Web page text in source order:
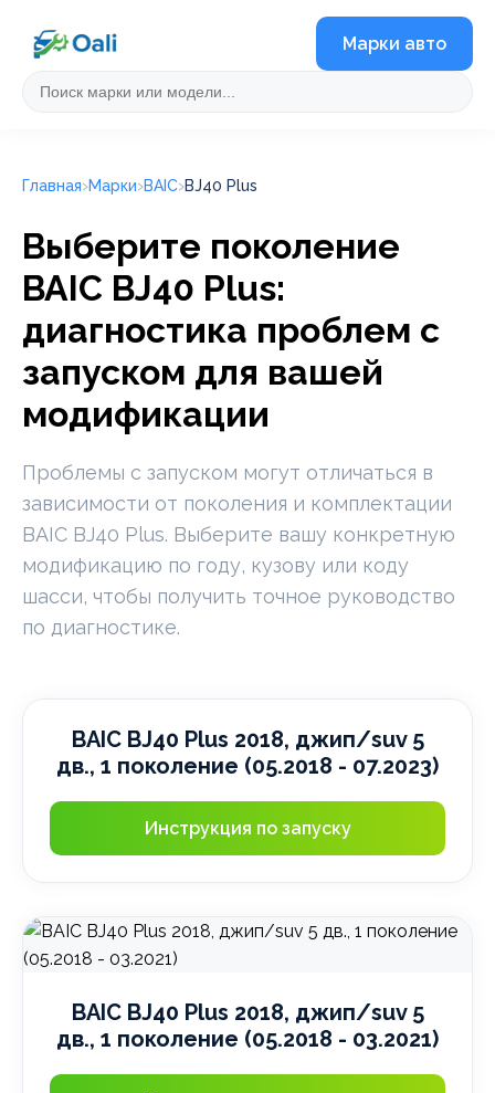
Марки авто
Главная Марки BAIC BJ40 Plus
Выберите поколение
BAIC BJ40 Plus:
диагностика проблем с
запуском для вашей
модификации
Проблемы с запуском могут отличаться в
зависимости от поколения и комплектации
BAIC BJ40 Plus. Выберите вашу конкретную
модификацию по году, кузову или коду
шасси, чтобы получить точное руководство
по диагностике.
BAIC BJ40 Plus 2018, джип/suv 5
дв., 1 поколение (05.2018 - 07.2023)
Инструкция по запуску
BAIC BJ40 Plus 2018, джип/suv 5
дв., 1 поколение (05.2018 - 03.2021)